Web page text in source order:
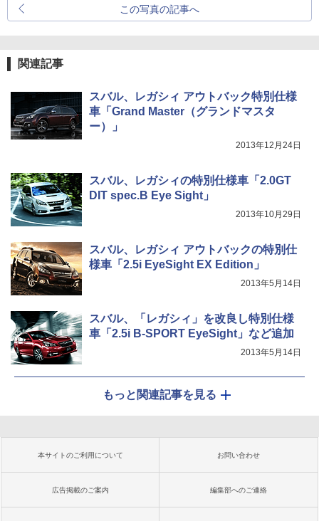
この写真の記事へ
関連記事
スバル、レガシィ アウトバック特別仕様
車「Grand Master（グランドマスタ
ー）」
2013年12月24日
スバル、レガシィの特別仕様車「2.0GT
DIT spec.B Eye Sight」
2013年10月29日
スバル、レガシィ アウトバックの特別仕
様車「2.5i EyeSight EX Edition」
2013年5月14日
スバル、「レガシィ」を改良し特別仕様
車「2.5i B-SPORT EyeSight」など追加
2013年5月14日
もっと関連記事を見る
本サイトのご利用について お問い合わせ
広告掲載のご案内 編集部へのご連絡